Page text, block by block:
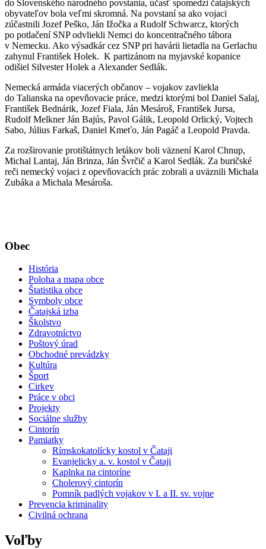
do Slovenského národného povstania, účasť spomedzi čatajských
obyvateľov bola veľmi skromná. Na povstaní sa ako vojaci
zúčastnili Jozef Peško, Ján Ižočka a Rudolf Schwarcz, ktorých
po potlačení SNP odvliekli Nemci do koncentračného tábora
v Nemecku. Ako výsadkár cez SNP pri havárii lietadla na Gerlachu
zahynul František Holek. K partizánom na myjavské kopanice
odišiel Silvester Holek a Alexander Sedlák.
Nemecká armáda viacerých občanov – vojakov zavliekla
do Talianska na opevňovacie práce, medzi ktorými bol Daniel Salaj,
František Bednárik, Jozef Fiala, Ján Mesároš, František Jursa,
Rudolf Melkner Ján Bajús, Pavol Gálik, Leopold Orlický, Vojtech
Sabo, Július Farkaš, Daniel Kmeťo, Ján Pagáč a Leopold Pravda.
Za rozširovanie protištátnych letákov boli väznení Karol Chnup,
Michal Lantaj, Ján Brinza, Ján Švrčič a Karol Sedlák. Za buričské
reči nemecký vojaci z opevňovacích prác zobrali a uväznili Michala
Zubáka a Michala Mesároša.
Obec
História
Poloha a mapa obce
Štatistika obce
Symboly obce
Čatajská izba
Školstvo
Zdravotníctvo
Poštový úrad
Obchodné prevádzky
Kultúra
Šport
Cirkev
Práce v obci
Projekty
Sociálne služby
Cintorín
Pamiatky
Rímskokatolícky kostol v Čataji
Evanjelicky a. v. kostol v Čataji
Kaplnka na cintoríne
Cholerový cintorín
Pomník padlých vojakov v I. a II. sv. vojne
Prevencia kriminality
Civilná ochrana
Voľby